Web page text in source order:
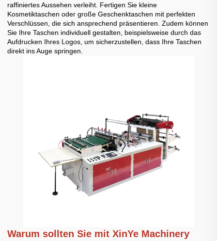
raffiniertes Aussehen verleiht. Fertigen Sie kleine
Kosmetiktaschen oder große Geschenktaschen mit perfekten
Verschlüssen, die sich ansprechend präsentieren. Zudem können
Sie Ihre Taschen individuell gestalten, beispielsweise durch das
Aufdrucken Ihres Logos, um sicherzustellen, dass Ihre Taschen
direkt ins Auge springen.
Warum sollten Sie mit XinYe Machinery